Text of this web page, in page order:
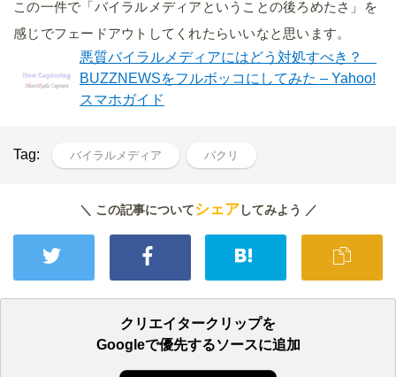
この一件で「バイラルメディアということの後ろめたさ」を
感じでフェードアウトしてくれたらいいなと思います。
悪質バイラルメディアにはどう対処すべき？
BUZZNEWSをフルボッコにしてみた – Yahoo!
スマホガイド
Tag: バイラルメディア パクリ
＼ この記事についてシェアしてみよう ／
クリエイタークリップを
Googleで優先するソースに追加